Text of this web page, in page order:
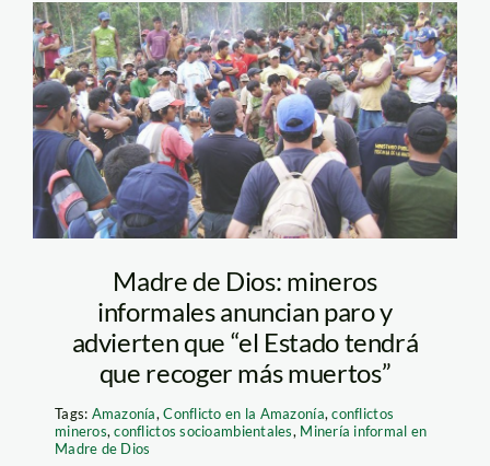
Madre de Dios: mineros
informales anuncian paro y
advierten que “el Estado tendrá
que recoger más muertos”
Tags: Amazonía,Conflicto en la Amazonía,conflictos
mineros,conflictos socioambientales, Minería informal en
Madre de Dios